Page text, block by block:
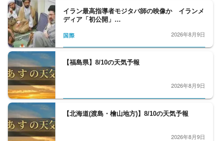
イラン最高指導者モジタバ師の映像か イランメ
ディア「初公開」…
国際 2026年8月9日
【福島県】8/10の天気予報
2026年8月9日
【北海道(渡島・檜山地方)】8/10の天気予報
2026年8月9日